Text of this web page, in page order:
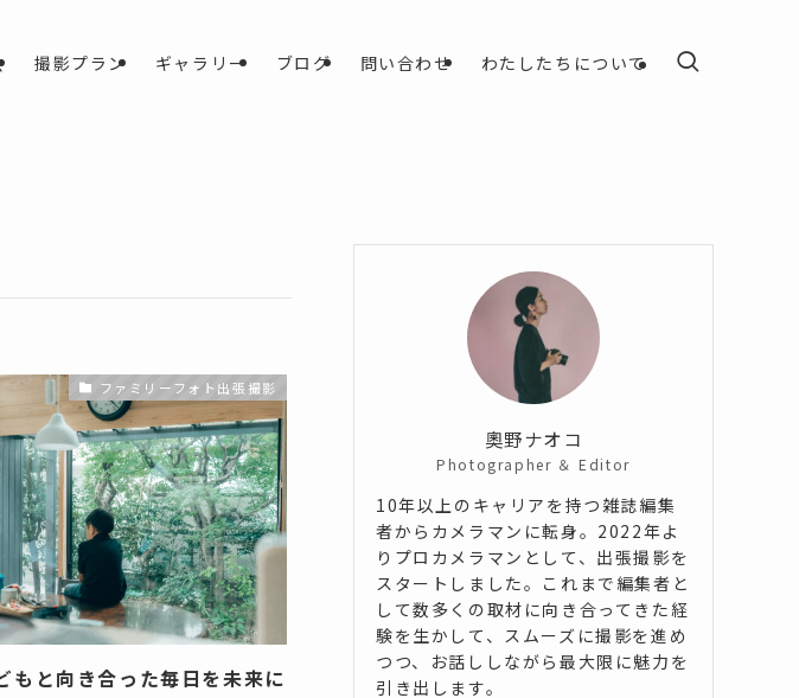
撮影プラン ギャラリー ブログ 問い合わせ わたしたちについて
ファミリーフォト出張撮影
と向き合った毎日を未来に
奧野ナオコ
Photographer ＆ Editor
10年以上のキャリアを持つ雑誌編集
者からカメラマンに転身。2022年よ
りプロカメラマンとして、出張撮影を
スタートしました。これまで編集者と
して数多くの取材に向き合ってきた経
験を生かして、スムーズに撮影を進め
つつ、お話ししながら最大限に魅力を
引き出します。